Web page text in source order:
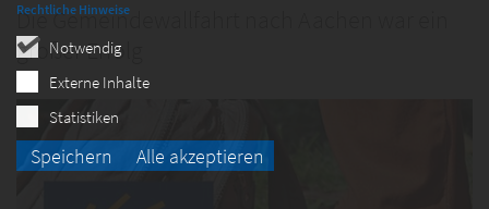
Notwendig
Externe Inhalte
Statistiken
Speichern Alle akzeptieren
Rechtliche Hinweise
Die Gemeindewallfahrt nach Aachen war ein
großer Erfolg